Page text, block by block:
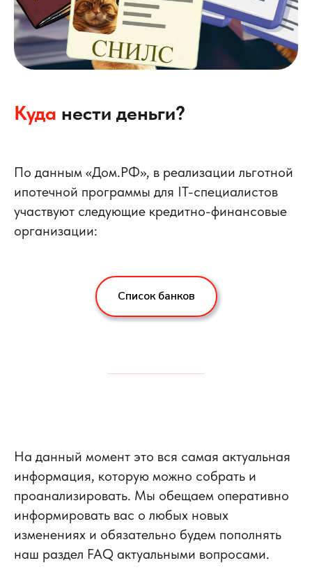
Куда нести деньги?
По данным «Дом.РФ», в реализации льготной
ипотечной программы для IT-специалистов
участвуют следующие кредитно-финансовые
организации:
Список банков
На данный момент это вся самая актуальная
информация, которую можно собрать и
проанализировать. Мы обещаем оперативно
информировать вас о любых новых
изменениях и обязательно будем пополнять
наш раздел FAQ актуальными вопросами.